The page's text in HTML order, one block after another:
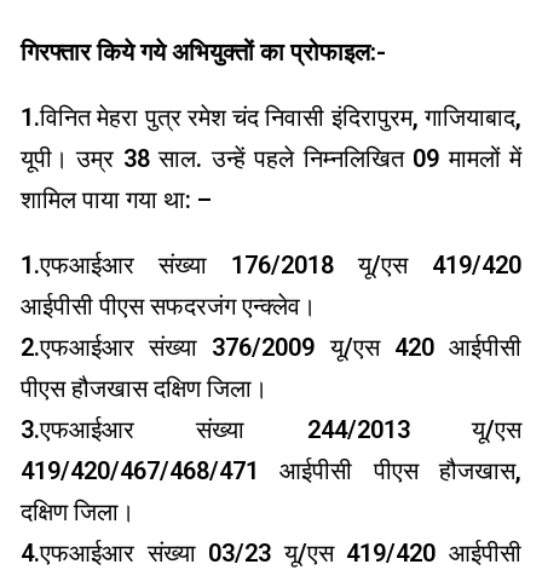
गिरफ्तार किये गये अभियुक्तों का प्रोफाइल:-
1.विनित मेहरा पुत्र रमेश चंद निवासी इंदिरापुरम, गाजियाबाद,
यूपी। उम्र 38 साल. उन्हें पहले निम्नलिखित 09 मामलों में
शामिल पाया गया था: –
1.एफआईआर संख्या 176/2018 यू/एस 419/420
आईपीसी पीएस सफदरजंग एन्क्लेव।
2.एफआईआर संख्या 376/2009 यू/एस 420 आईपीसी
पीएस हौजखास दक्षिण जिला।
3.एफआईआर संख्या 244/2013 यू/एस
419/420/467/468/471 आईपीसी पीएस हौजखास,
दक्षिण जिला।
4.एफआईआर संख्या 03/23 यू/एस 419/420 आईपीसी